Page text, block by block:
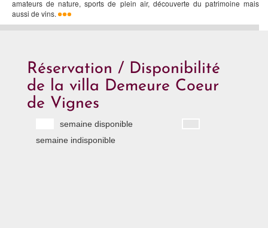
amateurs de nature, sports de plein air, découverte du patrimoine mais
aussi de vins.
Réservation / Disponibilité
de la villa Demeure Coeur
de Vignes
semaine disponible
semaine indisponible